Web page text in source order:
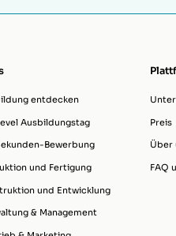
entdecken
Ausbildungstag
Bewerbung
und Fertigung
und Entwicklung
& Management
Preis
Über
FAQ